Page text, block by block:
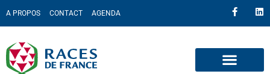
A PROPOS CONTACT AGENDA